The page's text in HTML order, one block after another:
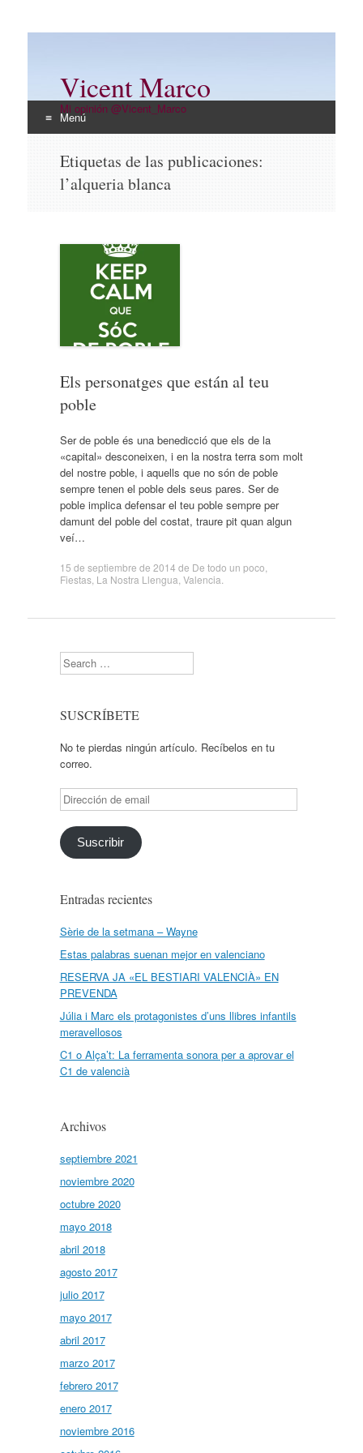
Vicent Marco
Mi opinión @Vicent_Marco
Menú
contenido
Etiquetas de las publicaciones:
l’alqueria blanca
Els personatges que están al teu
poble
Ser de poble és una benedicció que els de la
«capital» desconeixen, i en la nostra terra som molt
del nostre poble, i aquells que no són de poble
sempre tenen el poble dels seus pares. Ser de
poble implica defensar el teu poble sempre per
damunt del poble del costat, traure pit quan algun
veí…
15 de septiembre de 2014 de De todo un poco
Fiestas, La Nostra Llengua Valencia
Search
SUSCRÍBETE
No te pierdas ningún artículo. Recíbelos en tu
correo.
Dirección
de
email
Suscribir
Entradas recientes
Sèrie de la setmana – Wayne
Estas palabras suenan mejor en valenciano
RESERVA JA «EL BESTIARI VALENCIÀ» EN
PREVENDA
Júlia i Marc els protagonistes d’uns llibres infantils
meravellosos
C1 o Alça’t: La ferramenta sonora per a aprovar el
C1 de valencià
Archivos
septiembre 2021
noviembre 2020
octubre 2020
mayo 2018
abril 2018
agosto 2017
julio 2017
mayo 2017
abril 2017
marzo 2017
febrero 2017
enero 2017
noviembre 2016